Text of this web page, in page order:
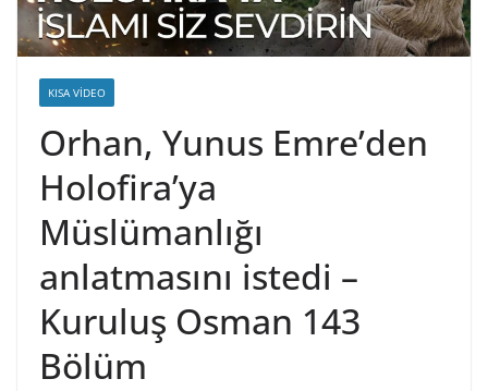
KISA VIDEO
Orhan, Yunus Emre’den
Holofira’ya
Müslümanlığı
anlatmasını istedi –
Kuruluş Osman 143
Bölüm